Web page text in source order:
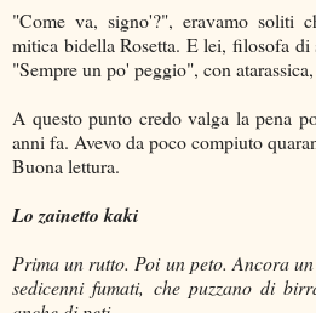
"Come va, signo'?", eravamo soliti
mitica bidella Rosetta. E lei, filosofa di
"Sempre un po' peggio", con
A questo punto credo valga la pena
anni fa. Avevo da poco compiuto
Buona lettura.
Lo zainetto kaki
Prima un rutto. Poi un peto. Ancora
sedicenni fumati, che puzzano di